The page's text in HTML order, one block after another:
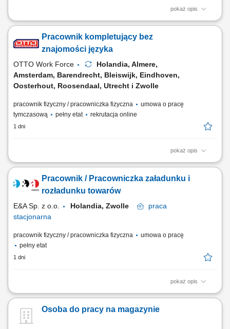
pokaż opis
Obowiązki: Załadunek, rozładunek oraz transport wewnętrzny
worków typu big-bag; Ewidencjonowanie ruchu towarów i ich lokalizacji
w systemie ERP; Oznaczanie skrzyń i prowadzenie bieżącej
Pracownik kompletujący bez
znajomości języka
OTTO Work Force
Holandia, Almere,
Amsterdam, Barendrecht, Bleiswijk, Eindhoven,
Oosterhout, Roosendaal, Utrecht i Zwolle
pracownik fizyczny / pracowniczka fizyczna
umowa o pracę
tymczasową
pełny etat rekrutacja online
1 dni
pokaż opis
Zadania Zbieranie artykułów spożywczych przy pomocy skanera
zgodności, liczby oraz jakości dobieranych towarów. Szykowanie i
pakowanie paczek w sposób gwarantujący bezpieczny transport do
Pracownik / Pracowniczka załadunku i
rozładunku towarów
E&A Sp. z o.o. Holandia, Zwolle
praca
stacjonarna
pracownik fizyczny / pracowniczka fizyczna
umowa o pracę
pełny etat
1 dni
pokaż opis
Zakres obowiązków: załadunek oraz rozładunek sortowanie elektroniki;
zbieranie zamówień za pomocą skanera; Wymagania: znajomość
języka angielskiego w stopniu komunikatywnym; gotowość do pracy w
Osoba do pracy na magazynie